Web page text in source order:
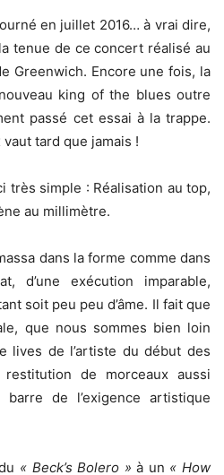
en juillet 2016… à vrai dire,
tenue de ce concert réalisé au
Greenwich. Encore une fois, la
king of the blues outre
passé cet essai à la trappe.
tard que jamais !
très simple : Réalisation au top,
au millimètre.
dans la forme comme dans
d’une exécution imparable,
soit peu peu d’âme. Il fait que
que nous sommes bien loin
lives de l’artiste du début des
de morceaux aussi
barre de l’exigence artistique
« Beck’s Bolero » à un « How